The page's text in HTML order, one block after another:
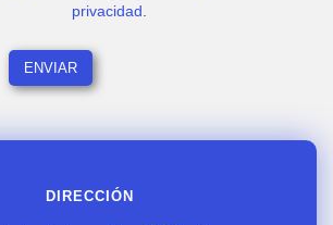
DIRECCIÓN
privacidad